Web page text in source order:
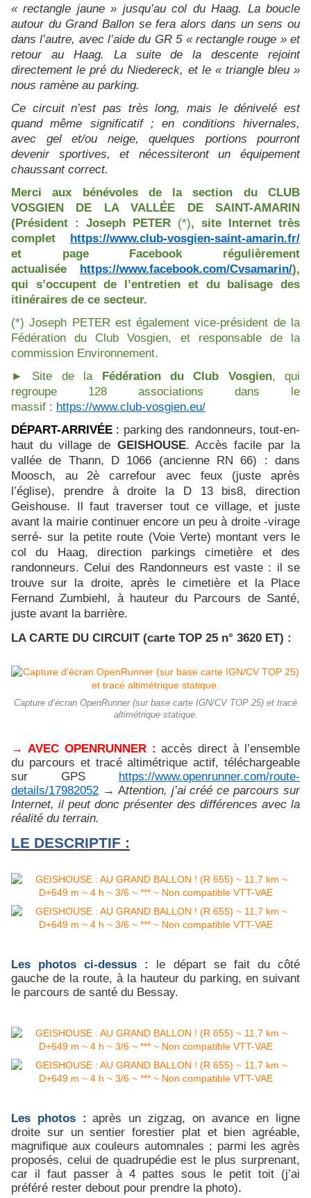
« rectangle jaune » jusqu’au col du Haag. La boucle
autour du Grand Ballon se fera alors dans un sens ou
dans l’autre, avec l’aide du GR 5 « rectangle rouge » et
retour au Haag. La suite de la descente rejoint
directement le pré du Niedereck, et le « triangle bleu »
nous ramène au parking.
Ce circuit n’est pas très long, mais le dénivelé est
quand même significatif ; en conditions hivernales,
avec gel et/ou neige, quelques portions pourront
devenir sportives, et nécessiteront un équipement
chaussant correct.
Merci aux bénévoles de la section du CLUB
VOSGIEN DE LA VALLÉE DE SAINT-AMARIN
(Président : Joseph PETER (*), site Internet très
complet https://www.club-vosgien-saint-amarin.fr/
et page Facebook régulièrement
actualisée https://www.facebook.com/Cvsamarin/),
qui s’occupent de l’entretien et du balisage des
itinéraires de ce secteur.
(*) Joseph PETER est également vice-président de la
Fédération du Club Vosgien, et responsable de la
commission Environnement.
► Site de la Fédération du Club Vosgien, qui
regroupe 128 associations dans le
massif : https://www.club-vosgien.eu/
DÉPART-ARRIVÉE : parking des randonneurs, tout-en-
haut du village de GEISHOUSE. Accès facile par la
vallée de Thann, D 1066 (ancienne RN 66) : dans
Moosch, au 2è carrefour avec feux (juste après
l’église), prendre à droite la D 13 bis8, direction
Geishouse. Il faut traverser tout ce village, et juste
avant la mairie continuer encore un peu à droite -virage
serré- sur la petite route (Voie Verte) montant vers le
col du Haag, direction parkings cimetière et des
randonneurs. Celui des Randonneurs est vaste : il se
trouve sur la droite, après le cimetière et la Place
Fernand Zumbiehl, à hauteur du Parcours de Santé,
juste avant la barrière.
LA CARTE DU CIRCUIT (carte TOP 25 n° 3620 ET) :
Capture d‘écran OpenRunner (sur base carte IGN/CV TOP 25) et tracé
altimétrique statique.
→ AVEC OPENRUNNER :accès direct à l’ensemble
du parcours et tracé altimétrique actif, téléchargeable
sur GPS https://www.openrunner.com/route-
details/17982052 → Attention, j’ai créé ce parcours sur
Internet, il peut donc présenter des différences avec la
réalité du terrain.
LE DESCRIPTIF :
Les photos ci-dessus : le départ se fait du côté
gauche de la route, à la hauteur du parking, en suivant
le parcours de santé du Bessay.
Les photos : après un zigzag, on avance en ligne
droite sur un sentier forestier plat et bien agréable,
magnifique aux couleurs automnales ; parmi les agrès
proposés, celui de quadrupédie est le plus surprenant,
car il faut passer à 4 pattes sous le petit toit (j’ai
préféré rester debout pour prendre la photo).